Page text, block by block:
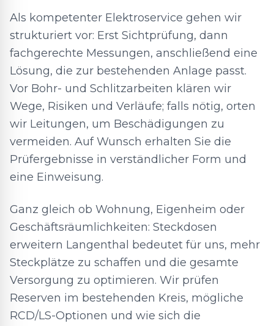
Als kompetenter Elektroservice gehen wir
strukturiert vor: Erst Sichtprüfung, dann
fachgerechte Messungen, anschließend eine
Lösung, die zur bestehenden Anlage passt.
Vor Bohr- und Schlitzarbeiten klären wir
Wege, Risiken und Verläufe; falls nötig, orten
wir Leitungen, um Beschädigungen zu
vermeiden. Auf Wunsch erhalten Sie die
Prüfergebnisse in verständlicher Form und
eine Einweisung.
Ganz gleich ob Wohnung, Eigenheim oder
Geschäftsräumlichkeiten: Steckdosen
erweitern Langenthal bedeutet für uns, mehr
Steckplätze zu schaffen und die gesamte
Versorgung zu optimieren. Wir prüfen
Reserven im bestehenden Kreis, mögliche
RCD/LS-Optionen und wie sich die